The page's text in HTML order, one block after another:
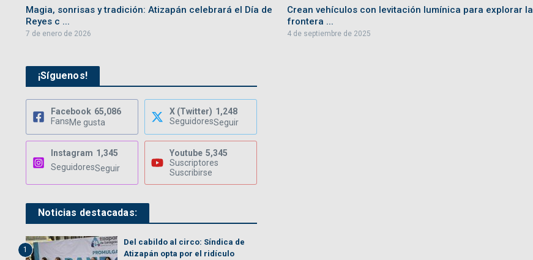
Magia, sonrisas y tradición: Atizapán celebrará el Día de
Reyes c ...
7 de enero de 2026
Crean vehículos con levitación lumínica para explorar la
frontera ...
4 de septiembre de 2025
¡Síguenos!
Facebook 65,086
FansMe gusta
X (Twitter) 1,248
SeguidoresSeguir
Instagram 1,345
SeguidoresSeguir
Youtube 5,345
Suscriptores
Suscribirse
Noticias destacadas:
1
Del cabildo al circo: Síndica de
Atizapán opta por el ridículo